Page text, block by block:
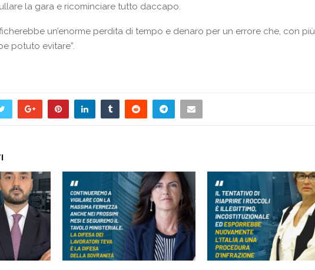
la gara e ricominciare tutto daccapo.
un’enorme perdita di tempo e denaro per un errore che, con più
potuto evitare”.